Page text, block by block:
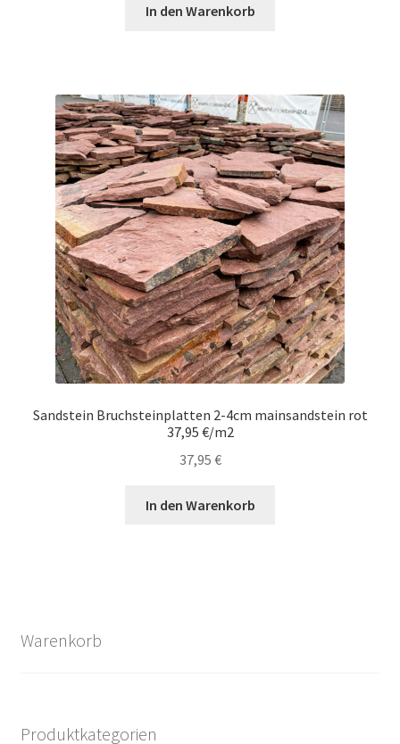
In den Warenkorb
Sandstein Bruchsteinplatten 2-4cm mainsandstein rot
37,95 €/m2
37,95 €
In den Warenkorb
Warenkorb
Produktkategorien